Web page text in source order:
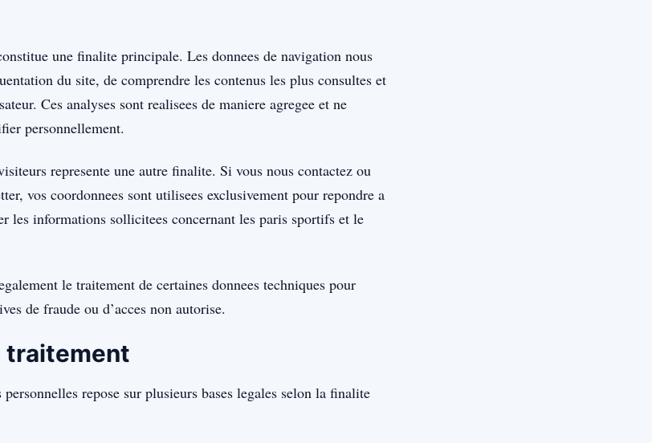
une finalite principale. Les donnees de navigation nous
du site, de comprendre les contenus les plus consultes et
Ces analyses sont realisees de maniere agregee et ne
personnellement.
represente une autre finalite. Si vous nous contactez ou
vos coordonnees sont utilisees exclusivement pour repondre a
les informations sollicitees concernant les paris sportifs et le
le traitement de certaines donnees techniques pour
de fraude ou d’acces non autorise.
traitement
repose sur plusieurs bases legales selon la finalite